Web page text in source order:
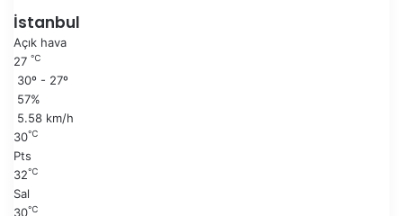
s
a
k
i
f
İstanbul
Açık hava
27 ℃
30º - 27º
57%
5.58 km/h
30℃
Pts
32℃
Sal
30℃